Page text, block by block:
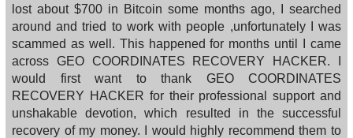
lost about $700 in Bitcoin some months ago, I searched
around and tried to work with people ,unfortunately I was
scammed as well. This happened for months until I came
across GEO COORDINATES RECOVERY HACKER. I
would first want to thank GEO COORDINATES
RECOVERY HACKER for their professional support and
unshakable devotion, which resulted in the successful
recovery of my money. I would highly recommend them to